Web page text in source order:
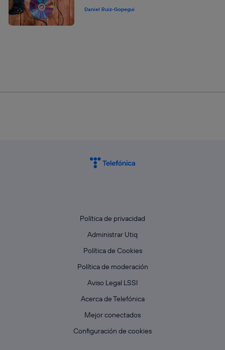
Daniel Ruiz-Gopegui
Política de privacidad
Administrar Utiq
Política de Cookies
Política de moderación
Aviso Legal LSSI
Acerca de Telefónica
Mejor conectados
Configuración de cookies